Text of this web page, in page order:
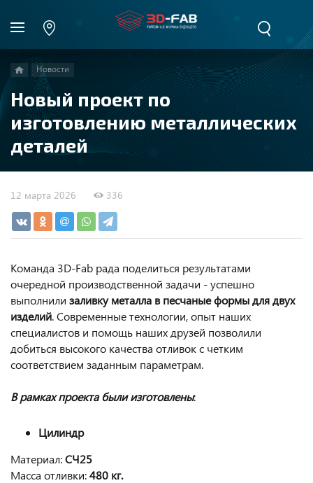
Новости
Новый проект по
изготовлению металлических
деталей
12 марта 2026 336
Команда 3D-Fab рада поделиться результатами
очередной производственной задачи - успешно
выполнили заливку металла в песчаные формы для двух
изделий. Современные технологии, опыт наших
специалистов и помощь наших друзей позволили
добиться высокого качества отливок с четким
соответствием заданным параметрам.
В рамках проекта были изготовлены:
Цилиндр
Материал:СЧ25
Масса отливки:480 кг.